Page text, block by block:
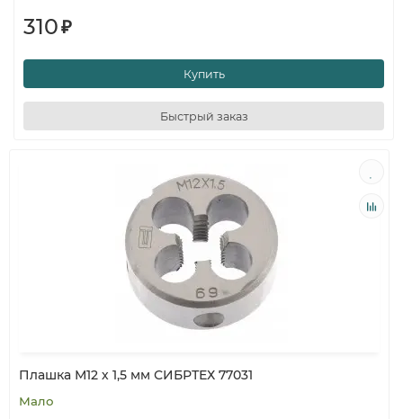
310₽
Купить
Быстрый заказ
Плашка М12 х 1,5 мм СИБРТЕХ 77031
Мало